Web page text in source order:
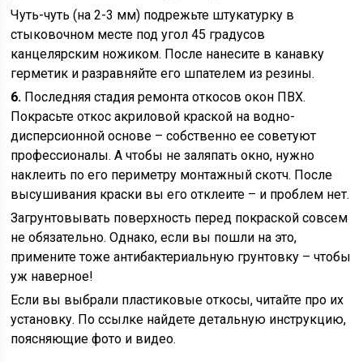
Чуть-чуть (на 2-3 мм) подрежьте штукатурку в
стыковочном месте под угол 45 градусов
канцелярским ножиком. После нанесите в канавку
герметик и разравняйте его шпателем из резины.
6. Последняя стадия ремонта откосов окон ПВХ.
Покрасьте откос акриловой краской на водно-
дисперсионной основе – собственно ее советуют
профессионалы. А чтобы не заляпать окно, нужно
наклеить по его периметру монтажный скотч. После
высушивания краски вы его отклеите – и проблем нет.
Загрунтовывать поверхность перед покраской совсем
не обязательно. Однако, если вы пошли на это,
примените тоже антибактериальную грунтовку – чтобы
уж наверное!
Если вы выбрали пластиковые откосы, читайте про их
установку. По ссылке найдете детальную инструкцию,
поясняющие фото и видео.